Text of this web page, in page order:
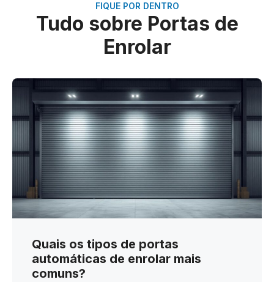
FIQUE POR DENTRO
Tudo sobre Portas de
Enrolar
Quais os tipos de portas
automáticas de enrolar mais
comuns?